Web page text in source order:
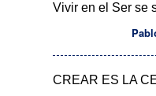
Vivir en el Ser se
CREAR ES LA